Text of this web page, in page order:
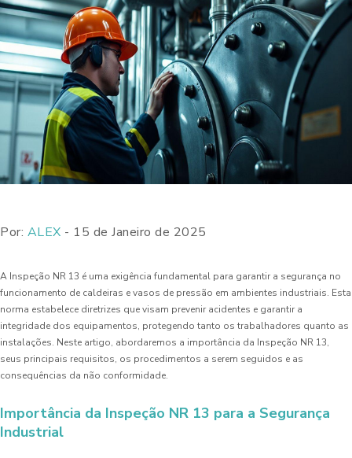
Por: ALEX - 15 de Janeiro de 2025
A Inspeção NR 13 é uma exigência fundamental para garantir a segurança no
funcionamento de caldeiras e vasos de pressão em ambientes industriais. Esta
norma estabelece diretrizes que visam prevenir acidentes e garantir a
integridade dos equipamentos, protegendo tanto os trabalhadores quanto as
instalações. Neste artigo, abordaremos a importância da Inspeção NR 13,
seus principais requisitos, os procedimentos a serem seguidos e as
consequências da não conformidade.
Importância da Inspeção NR 13 para a Segurança
Industrial